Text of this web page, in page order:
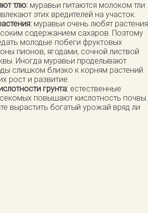
тлю: муравьи питаются молоком тли
этих вредителей на участок.
муравьи очень любят растения
содержанием сахаров. Поэтому
молодые побеги фруктовых
пионов, ягодами, сочной листвой
Иногда муравьи проделывают
слишком близко к корням растений.
рост и развитие.
грунта: естественные
повышают кислотность почвы.
вырастить богатый урожай вряд ли